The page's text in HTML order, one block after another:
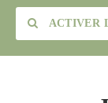
ACTIVER